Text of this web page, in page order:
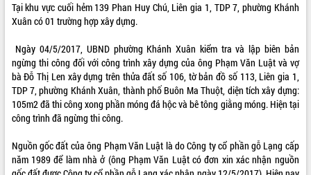
VIDEO
Loading the player...
Trailer Lễ hội Sầu riêng Đắk Lắk năm
2026
Khám bệnh, cấp phát thuốc miễn phí
và tặng quà người dân xã Cư Pui
Hội nghị UBND tỉnh Đắk Lắk thường kỳ
Tại khu vực cuối hẻm 139 Phan Huy Chú, Liên gia 1, TDP 7, phường Khánh
Xuân có 01 trường hợp xây dựng.
Ngày 04/5/2017, UBND phường Khánh Xuân kiểm tra và lập biên bản
ngừng thi công đối với công trình xây dựng của ông Phạm Văn Luật và vợ
bà Đỗ Thị Len xây dựng trên thửa đất số 106, tờ bản đồ số 113, Liên gia 1,
TDP 7, phường Khánh Xuân, thành phố Buôn Ma Thuột, diện tích xây dựng:
105m2 đã thi công xong phần móng đá hộc và bê tông giằng móng. Hiện tại
công trình đã ngừng thi công.
Nguồn gốc đất của ông Phạm Văn Luật là do Công ty cổ phần gỗ Lạng cấp
năm 1989 để làm nhà ở (ông Phạm Văn Luật có đơn xin xác nhận nguồn